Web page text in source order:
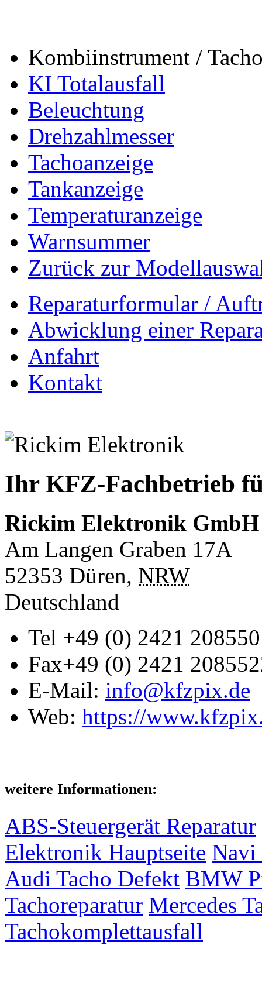
Kombiinstrument /
KI Totalausfall
Beleuchtung
Drehzahlmesser
Tachoanzeige
Tankanzeige
Temperaturanzeige
Warnsummer
Zurück zur
Reparaturformular /
Abwicklung einer
Anfahrt
Kontakt
Ihr KFZ-Fachbetrieb
Rickim Elektronik GmbH
Am Langen Graben 17A
52353 Düren, NRW
Deutschland
Tel +49 (0) 2421 208550
Fax+49 (0) 2421
E-Mail: info@kfzpix.de
Web: https://
weitere Informationen:
ABS-Steuergerät Reparatur
Elektronik Hauptseite Navi
Audi Tacho Defekt BMW
Tachoreparatur Mercedes
Tachokomplettausfall